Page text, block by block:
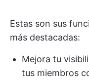
Estas son sus
más destacadas:
Mejora tu
tus miembros